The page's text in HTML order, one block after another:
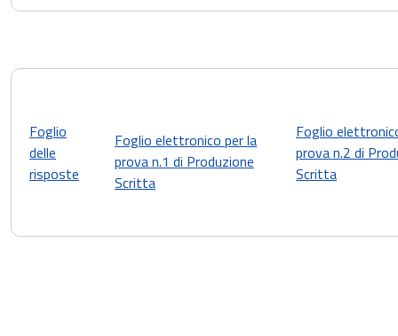
Foglio
delle
risposte
Foglio elettronico per la
prova n.1 di Produzione
Scritta
Foglio
prova n.2 di
Scritta